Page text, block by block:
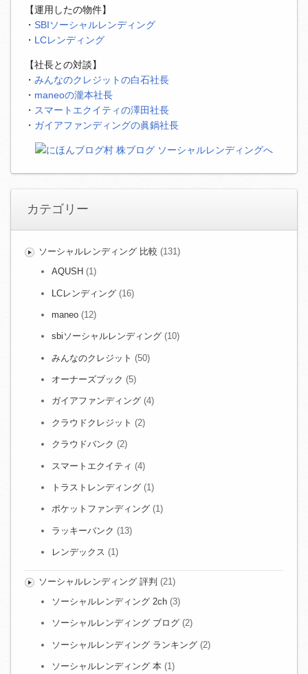
【運用したの物件】
・ SBIソーシャルレンディング
・ LCレンディング
【社長との対談】
・ みんなのクレジットの白石社長
・ maneoの瀧本社長
・ スマートエクイティの澤田社長
・ ガイアファンディングの眞鍋社長
カテゴリー
ソーシャルレンディング 比較 (131)
AQUSH (1)
LCレンディング (16)
maneo (12)
sbiソーシャルレンディング (10)
みんなのクレジット (50)
オーナーズブック (5)
ガイアファンディング (4)
クラウドクレジット (2)
クラウドバンク (2)
スマートエクイティ (4)
トラストレンディング (1)
ポケットファンディング (1)
ラッキーバンク (13)
レンデックス (1)
ソーシャルレンディング 評判 (21)
ソーシャルレンディング 2ch (3)
ソーシャルレンディング ブログ (2)
ソーシャルレンディング ランキング (2)
ソーシャルレンディング 本 (1)